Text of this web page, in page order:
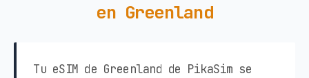
en Greenland
Tu eSIM de Greenland de PikaSim se